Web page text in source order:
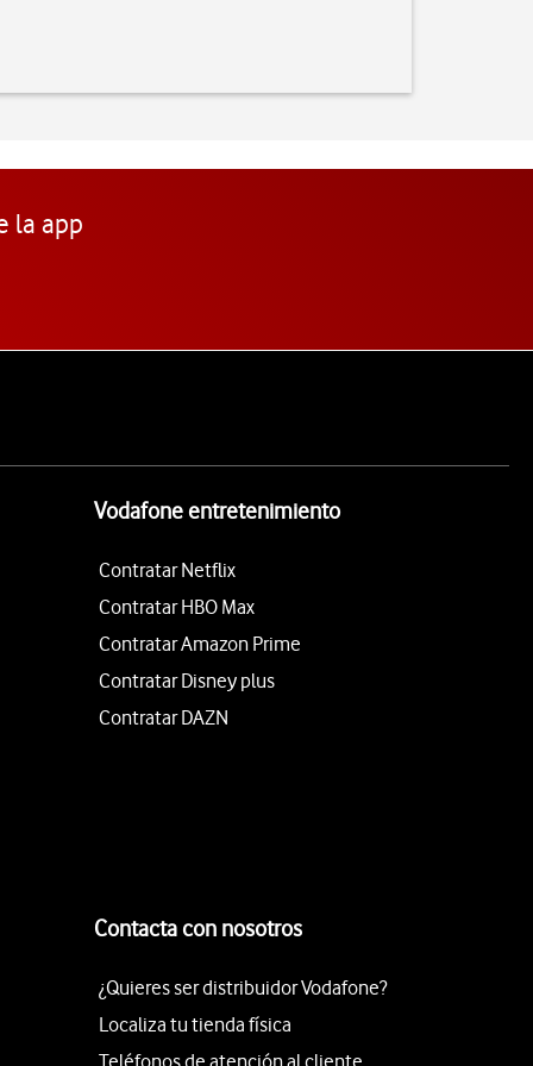
la app
Vodafone entretenimiento
Contratar Netflix
Contratar HBO Max
Contratar Amazon Prime
Contratar Disney plus
Contratar DAZN
Contacta con nosotros
¿Quieres ser distribuidor Vodafone?
Localiza tu tienda física
Teléfonos de atención al cliente